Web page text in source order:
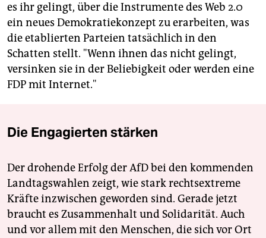
es ihr gelingt, über die Instrumente des Web 2.0
ein neues Demokratiekonzept zu erarbeiten, was
die etablierten Parteien tatsächlich in den
Schatten stellt. "Wenn ihnen das nicht gelingt,
versinken sie in der Beliebigkeit oder werden eine
FDP mit Internet."
Die Engagierten stärken
Der drohende Erfolg der AfD bei den kommenden
Landtagswahlen zeigt, wie stark rechtsextreme
Kräfte inzwischen geworden sind. Gerade jetzt
braucht es Zusammenhalt und Solidarität. Auch
und vor allem mit den Menschen, die sich vor Ort